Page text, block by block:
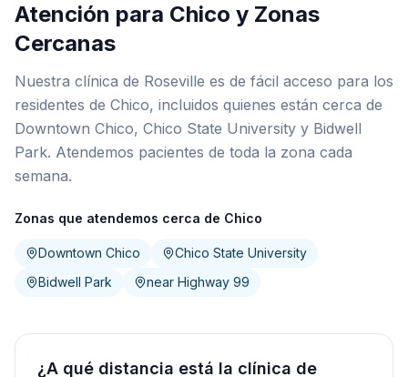
Atención para Chico y Zonas
Cercanas
Nuestra clínica de Roseville es de fácil acceso para los
residentes de Chico, incluidos quienes están cerca de
Downtown Chico, Chico State University y Bidwell
Park. Atendemos pacientes de toda la zona cada
semana.
Zonas que atendemos cerca de Chico
Downtown Chico
Chico State University
Bidwell Park
near Highway 99
¿A qué distancia está la clínica de